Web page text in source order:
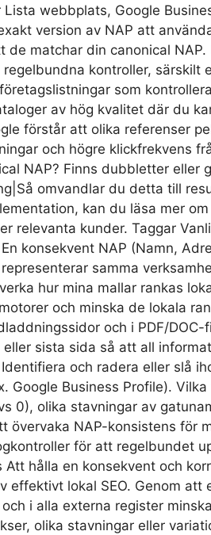
webbplats, Google
version av NAP att
matchar din canonical
kontroller, särskilt
som
av hög kvalitet där du
förstår att olika referenser
och högre klickfrekvens
NAP? Finns dubbletter eller
omvandlar du detta till
kan du läsa mer
relevanta kunder. Taggar
konsekvent NAP (Namn,
samma
hur mina mallar rankas
och minska de lokala
och i PDF/
sista sida så att all
och radera eller slå
Google Business Profile).
0), olika stavningar av
NAP-konsistens för
för att regelbundet
hålla en konsekvent och
lokal SEO. Genom att
i alla externa register
olika stavningar eller